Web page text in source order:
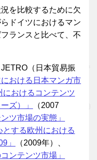
を比較するために欠
ドイツにおけるマン
ランスと比べて、不
（日本貿易振
における日本マンガ市
におけるコンテンツ
ズ）」
（2007
ツ市場の実態」
とする欧州における
」
（2009年）、
ンテンツ市場」